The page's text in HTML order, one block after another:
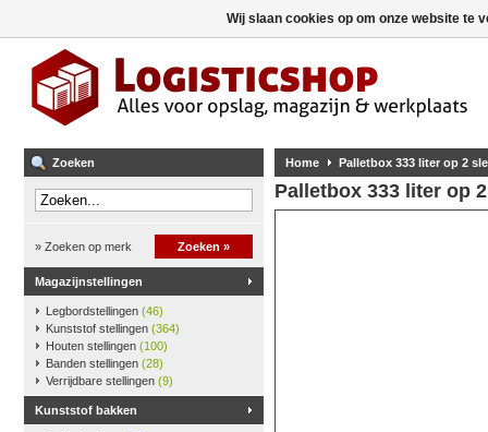
Zoeken
» Zoeken op merk Zoeken »
Magazijnstellingen
Legbordstellingen (46)
Kunststof stellingen (364)
Houten stellingen (100)
Banden stellingen (28)
Verrijdbare stellingen (9)
Kunststof bakken
Home Palletbox 333 liter op 2
Palletbox 333 liter op
Wij slaan cookies op om onze website te